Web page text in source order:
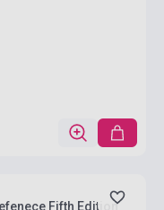
Fifth Edition